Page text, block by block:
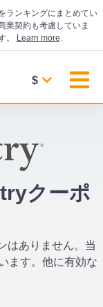
ランキングにまとめてい
業契約も考慮していま
。
Learn more.
$
クーポ
はありません。当
ます。他に有効な